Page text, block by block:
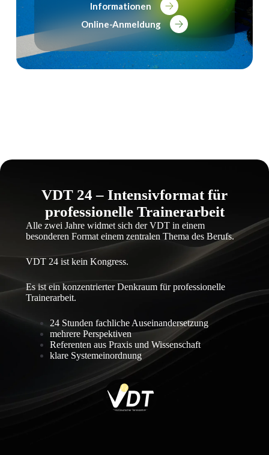
Informationen
Online-Anmeldung
VDT 24 – Intensivformat für
professionelle Trainerarbeit
Alle zwei Jahre widmet sich der VDT in einem
besonderen Format einem zentralen Thema des Berufs.
VDT 24 ist kein Kongress.
Es ist ein konzentrierter Denkraum für professionelle
Trainerarbeit.
24 Stunden fachliche Auseinandersetzung
mehrere Perspektiven
Referenten aus Praxis und Wissenschaft
klare Systemeinordnung